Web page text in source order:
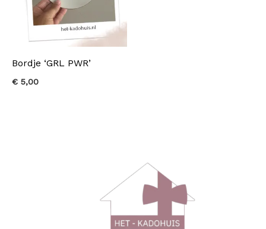
Bordje ‘GRL PWR’
€ 5,00